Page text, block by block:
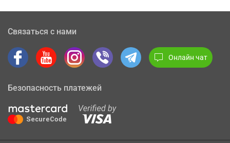
Связаться с нами
Онлайн чат
Безопасность платежей